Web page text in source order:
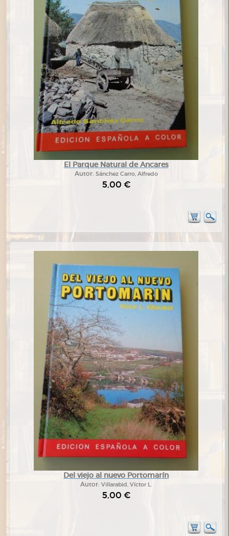
El Parque Natural de Ancares
Autor: Sánchez Carro, Alfredo
5,00 €
Del viejo al nuevo Portomarín
Autor: Villarabid, Víctor L.
5,00 €